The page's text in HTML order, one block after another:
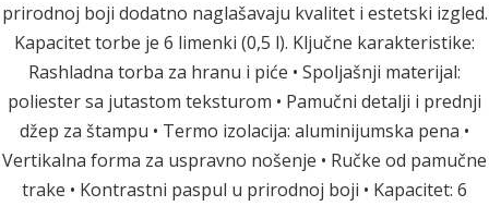
prirodnoj boji dodatno naglašavaju kvalitet i estetski izgled.
Kapacitet torbe je 6 limenki (0,5 l). Ključne karakteristike:
Rashladna torba za hranu i piće • Spoljašnji materijal:
poliester sa jutastom teksturom • Pamučni detalji i prednji
džep za štampu • Termo izolacija: aluminijumska pena •
Vertikalna forma za uspravno nošenje • Ručke od pamučne
trake • Kontrastni paspul u prirodnoj boji • Kapacitet: 6